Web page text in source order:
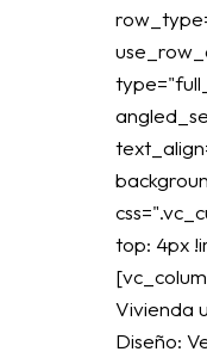
top: 4px
Vivienda
Diseño: